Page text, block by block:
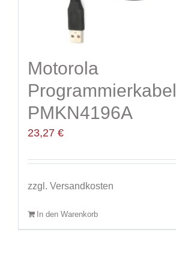
Motorola
Programmierkabel
PMKN4196A
23,27 €
zzgl. Versandkosten
In den Warenkorb